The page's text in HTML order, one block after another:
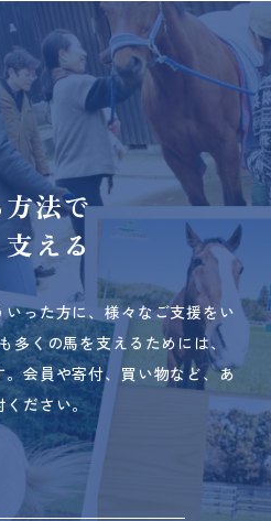
法で
える
った方に、様々なご支援をい
多くの馬を支えるためには、
会員や寄付、買い物など、あ
ください。